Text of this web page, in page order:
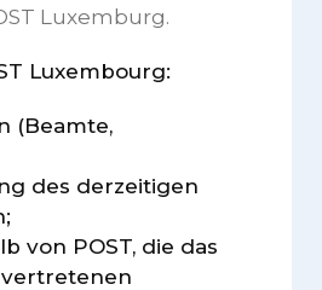
Luxemburg.
Luxembourg:
(Beamte,
des derzeitigen
von POST, die das
vertretenen